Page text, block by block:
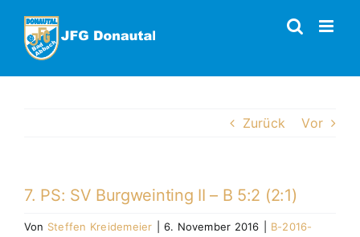
Inhalt
springen
Zurück Vor
7. PS: SV Burgweinting II – B 5:2 (2:1)
Von Steffen Kreidemeier 6. November 2016
B-2016-